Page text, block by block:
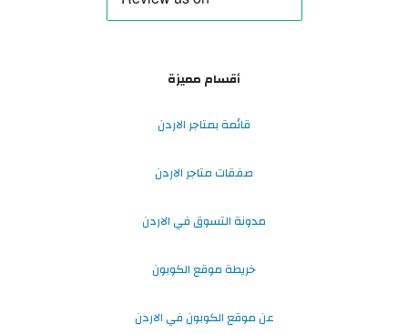
أقسام مميزة
قائمة بمتاجر الاردن
صفقات متاجر الاردن
مدونة التسوق في الاردن
خريطة موقع الكوبون
عن موقع الكوبون في الاردن